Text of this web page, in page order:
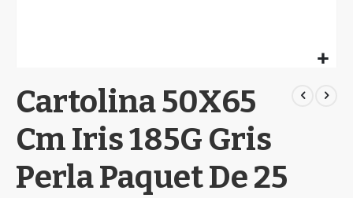
to
the
of
images
gallery
Cartolina 50X65
Cm Iris 185G Gris
Perla Paquet De 25